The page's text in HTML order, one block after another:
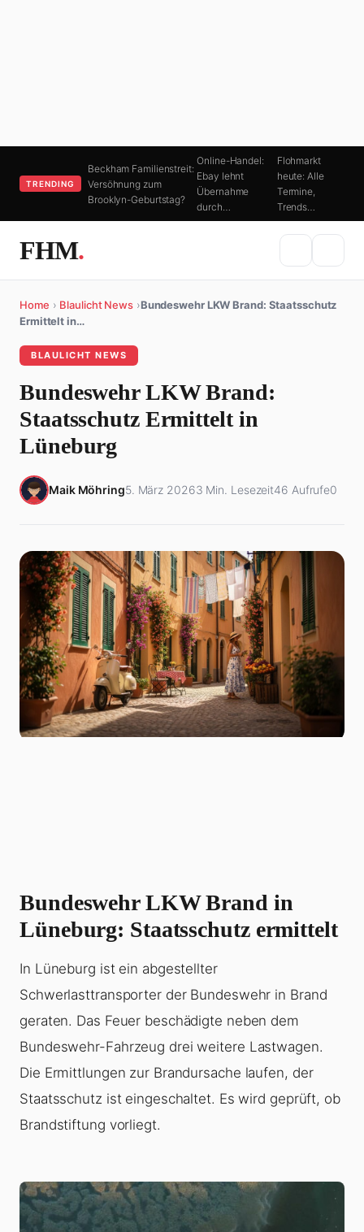
TRENDING
Beckham Familienstreit:
Versöhnung zum
Brooklyn-Geburtstag?
Online-Handel:
Ebay lehnt
Übernahme
durch…
Flohmarkt
heute: Alle
Termine,
Trends…
FHM.
Home › Blaulicht News ›Bundeswehr LKW Brand: Staatsschutz
Ermittelt in…
BLAULICHT NEWS
Bundeswehr LKW Brand:
Staatsschutz Ermittelt in
Lüneburg
Maik Möhring5. März 20263 Min. Lesezeit46 Aufrufe0
Bundeswehr LKW Brand in
Lüneburg: Staatsschutz ermittelt
In Lüneburg ist ein abgestellter
Schwerlasttransporter der Bundeswehr in Brand
geraten. Das Feuer beschädigte neben dem
Bundeswehr-Fahrzeug drei weitere Lastwagen.
Die Ermittlungen zur Brandursache laufen, der
Staatsschutz ist eingeschaltet. Es wird geprüft, ob
Brandstiftung vorliegt.